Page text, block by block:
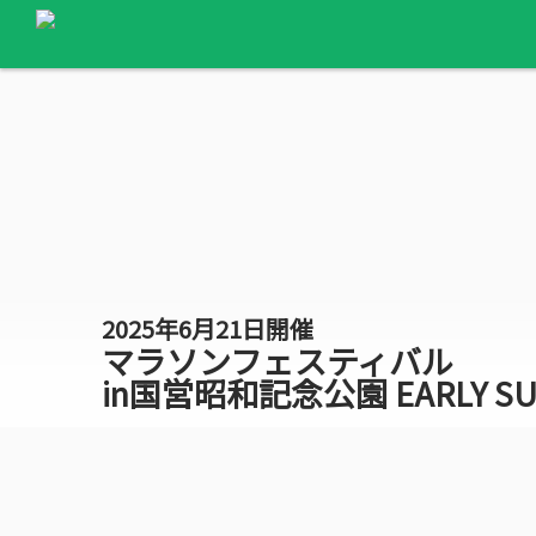
2025年6月21日開催
マラソンフェスティバル
in国営昭和記念公園 EARLY